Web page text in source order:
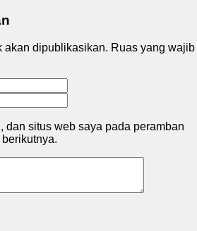
akan dipublikasikan. Ruas yang wajib
dan situs web saya pada peramban